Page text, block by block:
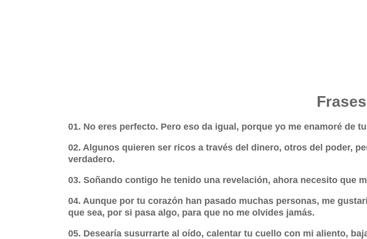
Frases
01. No eres perfecto. Pero eso da igual, porque yo me enamoré de
02. Algunos quieren ser ricos a través del dinero, otros del poder,
verdadero.
03. Soñando contigo he tenido una revelación, ahora necesito que
04. Aunque por tu corazón han pasado muchas personas, me
que sea, por si pasa algo, para que no me olvides jamás.
05. Desearía susurrarte al oído, calentar tu cuello con mi aliento,